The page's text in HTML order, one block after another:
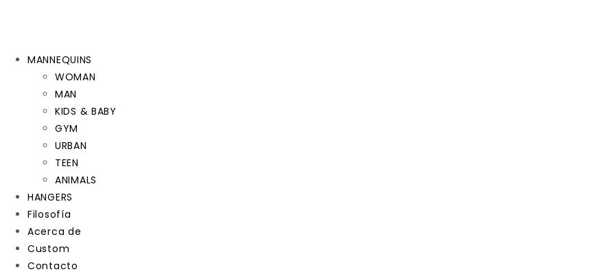
MANNEQUINS
WOMAN
MAN
KIDS & BABY
GYM
URBAN
TEEN
ANIMALS
HANGERS
Filosofía
Acerca de
Custom
Contacto